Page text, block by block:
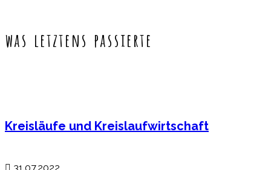
was letztens passierte
Kreisläufe und Kreislaufwirtschaft